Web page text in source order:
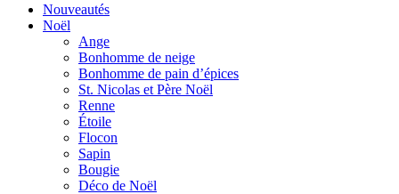
Nouveautés
Noël
Ange
Bonhomme de neige
Bonhomme de pain d’épices
St. Nicolas et Père Noël
Renne
Étoile
Flocon
Sapin
Bougie
Déco de Noël